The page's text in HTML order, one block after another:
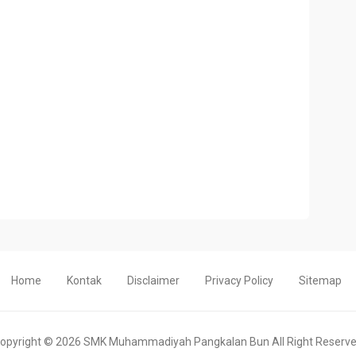
Home Kontak Disclaimer Privacy Policy Sitemap
© 2026 SMK Muhammadiyah Pangkalan Bun All Right